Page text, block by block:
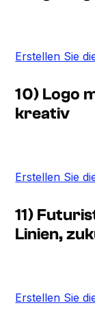
Erstellen Sie
10) Logo
kreativ
Erstellen Sie
11)
Linien,
Erstellen Sie